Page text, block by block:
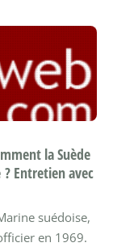
la Suède
Entretien avec
suédoise,
en 1969.